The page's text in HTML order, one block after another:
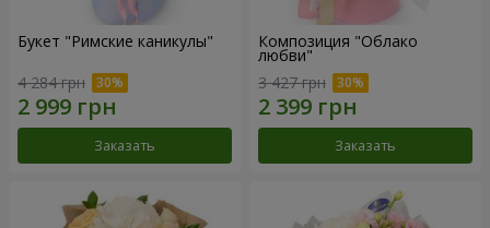
Букет "Римские каникулы"
4 284 грн
Заказать
Композиция "Облако
любви"
3 427 грн
Заказать